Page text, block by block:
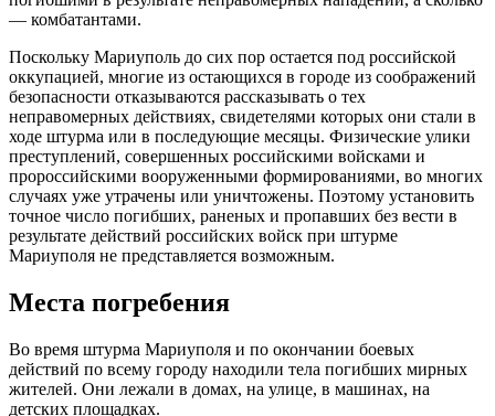
— комбатантами.
Поскольку Мариуполь до сих пор остается под российской
оккупацией, многие из остающихся в городе из соображений
безопасности отказываются рассказывать о тех
неправомерных действиях, свидетелями которых они стали в
ходе штурма или в последующие месяцы. Физические улики
преступлений, совершенных российскими войсками и
пророссийскими вооруженными формированиями, во многих
случаях уже утрачены или уничтожены. Поэтому установить
точное число погибших, раненых и пропавших без вести в
результате действий российских войск при штурме
Мариуполя не представляется возможным.
Места погребения
Во время штурма Мариуполя и по окончании боевых
действий по всему городу находили тела погибших мирных
жителей. Они лежали в домах, на улице, в машинах, на
детских площадках.